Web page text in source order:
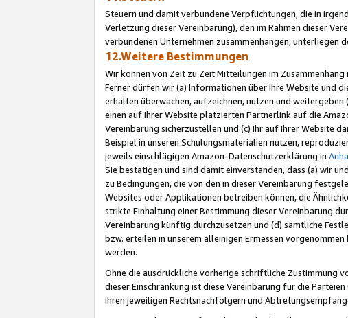
Steuern und damit verbundene Verpflichtungen, die in
Verletzung dieser Vereinbarung), den im Rahmen dieser
verbundenen Unternehmen zusammenhängen, unterliegen
12.Weitere Bestimmungen
Wir können von Zeit zu Zeit Mitteilungen im
Ferner dürfen wir (a) Informationen über Ihre Website und
erhalten überwachen, aufzeichnen, nutzen und
einen auf Ihrer Website platzierten Partnerlink auf die
Vereinbarung sicherzustellen und (c) Ihr auf Ihrer Website
Beispiel in unseren Schulungsmaterialien nutzen,
jeweils einschlägigen Amazon-Datenschutzerklärung in
Sie bestätigen und sind damit einverstanden, dass (a) wir
zu Bedingungen, die von den in dieser Vereinbarung
Websites oder Applikationen betreiben können, die
strikte Einhaltung einer Bestimmung dieser Vereinbarung
Vereinbarung künftig durchzusetzen und (d) sämtliche
bzw. erteilen in unserem alleinigen Ermessen
werden.
Ohne die ausdrückliche vorherige schriftliche Zustimmung
dieser Einschränkung ist diese Vereinbarung für die
ihren jeweiligen Rechtsnachfolgern und